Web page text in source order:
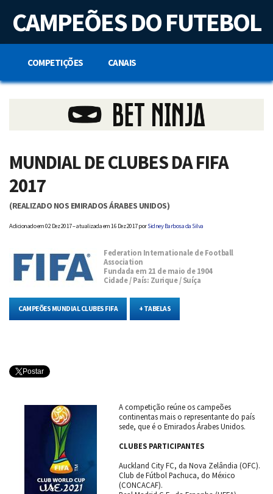
t
n
CAMPEÕES DO FUTEBOL
COMPETIÇÕES CANAIS
MUNDIAL DE CLUBES DA FIFA
2017
(REALIZADO NOS EMIRADOS ÁRABES UNIDOS)
Adicionado em02 Dez 2017 – atualizada em 16 Dez 2017porSidney Barbosa da Silva
Federation Internationale de Football
Association
Fundada em 21 de maio de 1904
Cidade / País: Zurique / Suíça
CAMPEÕES MUNDIAL CLUBES FIFA + TABELAS
Postar
A competição reúne os campeões
continentas mais o representante do país
sede, que é o Emirados Árabes Unidos.
CLUBES PARTICIPANTES
Auckland City FC, da Nova Zelândia (OFC).
Club de Fútbol Pachuca, do México
(CONCACAF).